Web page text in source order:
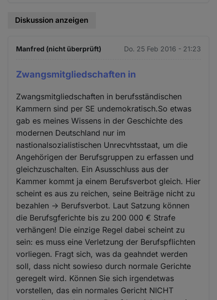
Diskussion anzeigen
Manfred (nicht überprüft) Do. 25 Feb 2016 - 21:23
Zwangsmitgliedschaften in
Zwangsmitgliedschaften in berufsständischen
Kammern sind per SE undemokratisch.So etwas
gab es meines Wissens in der Geschichte des
modernen Deutschland nur im
nastionalsozialistischen Unrecvhtsstaat, um die
Angehörigen der Berufsgruppen zu erfassen und
gleichzuschalten. Ein Asusschluss aus der
Kammer kommt ja einem Berufsverbot gleich. Hier
scheint es aus zu reichen, seine Beiträge nicht zu
bezahlen -> Berufsverbot. Laut Satzung können
die Berufsgferichte bis zu 200 000 € Strafe
verhängen! Die einzige Regel dabei scheint zu
sein: es muss eine Verletzung der Berufspflichten
vorliegen. Fragt sich, was da geahndet werden
soll, dass nicht sowieso durch normale Gerichte
geregelt wird. Können Sie sich irgendetwas
vorstellen, das ein normales Gericht NICHT